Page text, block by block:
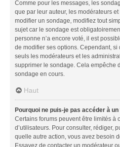
Comme pour les messages, les
que par leur auteur, les modérateurs
modifier un sondage, modifiez tout
sujet car le sondage est
personne n’a encore voté, il est
de modifier ses options. Cependant, si
seuls les modérateurs et les
supprimer le sondage. Cela empêche
sondage en cours.
Haut
Pourquoi ne puis-je pas accéder à
Certains forums peuvent être limités à
d’utilisateurs. Pour consulter, rédiger,
quelle autre action, vous avez besoin
Essayez de contacter un modérateur